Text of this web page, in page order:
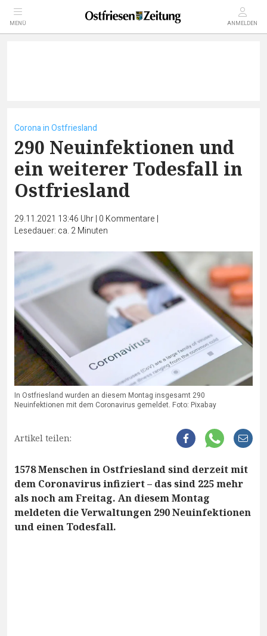
MENÜ ANMELDEN
Corona in Ostfriesland
290 Neuinfektionen und
ein weiterer Todesfall in
Ostfriesland
29.11.2021 13:46 Uhr| 0 Kommentare |
Lesedauer: ca. 2 Minuten
In Ostfriesland wurden an diesem Montag insgesamt 290
Neuinfektionen mit dem Coronavirus gemeldet. Foto: Pixabay
Artikel teilen:
1578 Menschen in Ostfriesland sind derzeit mit
dem Coronavirus infiziert – das sind 225 mehr
als noch am Freitag. An diesem Montag
meldeten die Verwaltungen 290 Neuinfektionen
und einen Todesfall.